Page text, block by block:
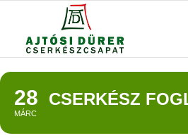
28
MÁRC
CSERKÉSZ